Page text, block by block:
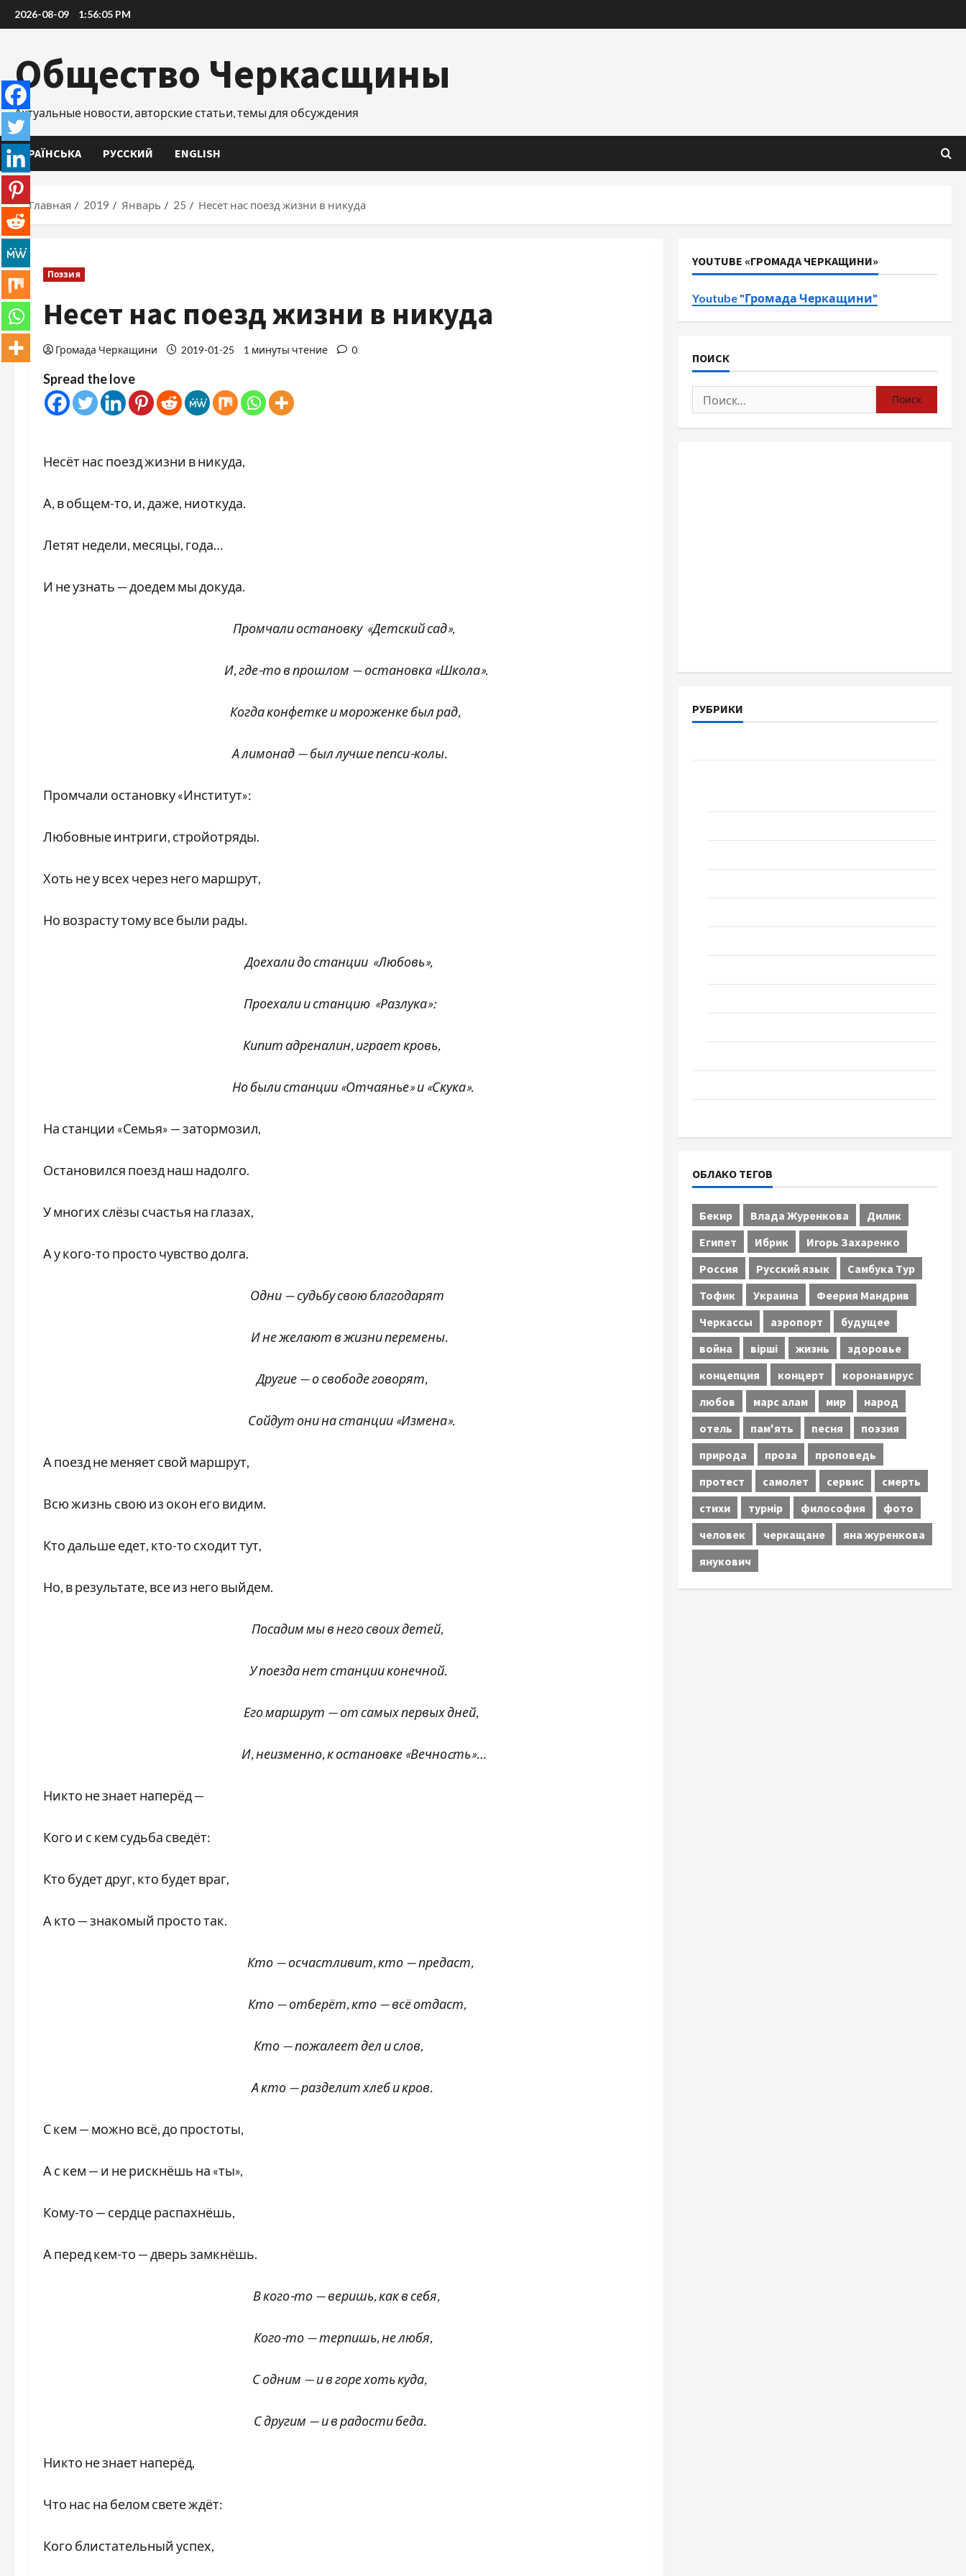
Перейти
к
2026-08-09 1:56:06 PM
Общество Черкасщины
Актуальные новости, авторские статьи, темы для обсуждения
УКРАЇНСЬКА РУССКИЙ ENGLISH
Главная 2019 Январь 25 Несет нас поезд жизни в никуда
Поэзия
Несет нас поезд жизни в никуда
Громада Черкащини 2019-01-25 1 минуты чтение 0
Spread the love
Несёт нас поезд жизни в никуда,
А, в общем-то, и, даже, ниоткуда.
Летят недели, месяцы, года…
И не узнать — доедем мы докуда.
Промчали остановку «Детский сад»,
И, где-то в прошлом — остановка «Школа».
Когда конфетке и мороженке был рад,
А лимонад — был лучше пепси-колы.
Промчали остановку «Институт»:
Любовные интриги, стройотряды.
Хоть не у всех через него маршрут,
Но возрасту тому все были рады.
Доехали до станции «Любовь»,
Проехали и станцию «Разлука»:
Кипит адреналин, играет кровь,
Но были станции «Отчаянье» и «Скука».
На станции «Семья» — затормозил,
Остановился поезд наш надолго.
У многих слёзы счастья на глазах,
А у кого-то просто чувство долга.
Одни — судьбу свою благодарят
И не желают в жизни перемены.
Другие — о свободе говорят,
Сойдут они на станции «Измена».
А поезд не меняет свой маршрут,
Всю жизнь свою из окон его видим.
Кто дальше едет, кто-то сходит тут,
Но, в результате, все из него выйдем.
Посадим мы в него своих детей,
У поезда нет станции конечной.
Его маршрут — от самых первых дней,
И, неизменно, к остановке «Вечноcть»…
Никто не знает наперёд —
Кого и с кем судьба сведёт:
Кто будет друг, кто будет враг,
А кто — знакомый просто так.
Кто — осчастливит, кто — предаст,
Кто — отберёт, кто — всё отдаст,
Кто — пожалеет дел и слов,
А кто — разделит хлеб и кров.
С кем — можно всё, до простоты,
А с кем — и не рискнёшь на «ты»,
Кому-то — сердце распахнёшь,
А перед кем-то — дверь замкнёшь.
В кого-то — веришь, как в себя,
Кого-то — терпишь, не любя,
С одним — и в горе хоть куда,
С другим — и в радости беда.
Никто не знает наперёд,
Что нас на белом свете ждёт:
Кого блистательный успех,
YOUTUBE «ГРОМАДА ЧЕРКАЩИНИ»
Youtube "Громада Черкащини"
ПОИСК
Найти:
РУБРИКИ
ОБЛАКО ТЕГОВ
Бекир Влада Журенкова
Дилик
Египет
Ибрик
Игорь Захаренко
Россия
Русский язык
Самбука Тур
Тофик
Украина
Феерия Мандрив
Черкассы
аэропорт
будущее
война
вірші жизнь
здоровье
концепция
концерт
коронавирус
любов
марс алам мир
народ
отель
пам'ять песня
поэзия
природа
проза
проповедь
протест
самолет сервис
смерть
стихи
турнір философия
фото
человек
черкащане
яна журенкова
янукович